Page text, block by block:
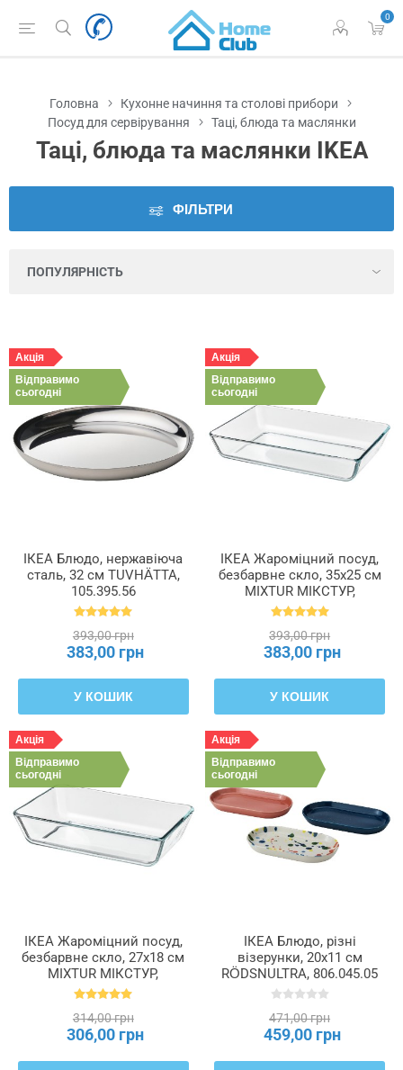
0
Наявність
Виробник
Ціна
Колір
Діаметр
Довжина
у
пачці
Матеріал
Товщина
Ширина
Головна
Кухонне начиння та столові прибори
Посуд для сервірування
Таці, блюда та маслянки
Таці, блюда та маслянки IKEA
ФІЛЬТРИ
Акція
Відправимо
сьогодні
ІКЕА Блюдо, нержавіюча
сталь, 32 см TUVHÄTTA,
105.395.56
393,00 грн
383,00 грн
У КОШИК
Акція
Відправимо
сьогодні
ІКЕА Жароміцний посуд,
безбарвне скло, 35x25 см
MIXTUR МІКСТУР,
800.587.61
393,00 грн
383,00 грн
У КОШИК
Акція
Відправимо
сьогодні
ІКЕА Жароміцний посуд,
безбарвне скло, 27x18 см
MIXTUR МІКСТУР,
600.587.62
314,00 грн
306,00 грн
Акція
Відправимо
сьогодні
ІКЕА Блюдо, різні
візерунки, 20x11 см
RÖDSNULTRA, 806.045.05
471,00 грн
459,00 грн